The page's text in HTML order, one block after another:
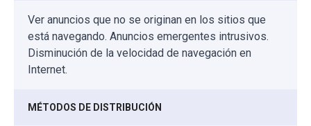
Ver anuncios que no se originan en los sitios que
está navegando. Anuncios emergentes intrusivos.
Disminución de la velocidad de navegación en
Internet.
MÉTODOS DE DISTRIBUCIÓN